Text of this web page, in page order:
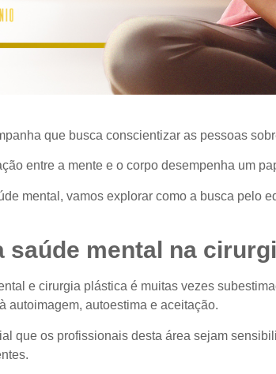
que busca conscientizar as pessoas
entre a mente e o corpo desempenha um
mental, vamos explorar como a busca pelo
saúde mental na
e cirurgia plástica é muitas vezes
autoimagem, autoestima e aceitação.
que os profissionais desta área sejam